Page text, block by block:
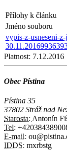
Přílohy k článku
Jméno souboru
vypis-z-usneseni-
Platnost: 7.12.2016
Obec Pístina
Pístina 35
37802 Stráž nad
Starosta: Antonín
Tel:
E-mail:
IDDS: mxrbstg